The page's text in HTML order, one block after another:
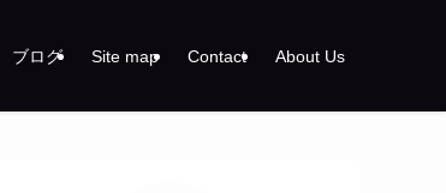
ブログ Site map Contact About Us